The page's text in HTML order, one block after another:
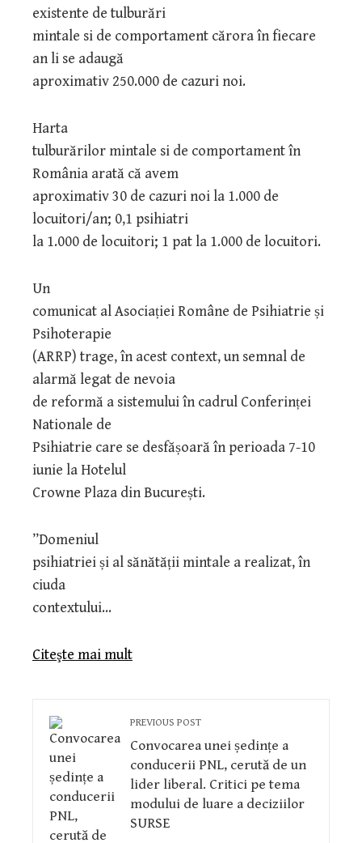
existente de tulburări
mintale si de comportament cărora în fiecare
an li se adaugă
aproximativ 250.000 de cazuri noi.
Harta
tulburărilor mintale si de comportament în
România arată că avem
aproximativ 30 de cazuri noi la 1.000 de
locuitori/an; 0,1 psihiatri
la 1.000 de locuitori; 1 pat la 1.000 de locuitori.
Un
comunicat al Asociației Române de Psihiatrie și
Psihoterapie
(ARRP) trage, în acest context, un semnal de
alarmă legat de nevoia
de reformă a sistemului în cadrul Conferinței
Nationale de
Psihiatrie care se desfășoară în perioada 7-10
iunie la Hotelul
Crowne Plaza din București.
”Domeniul
psihiatriei și al sănătății mintale a realizat, în
ciuda
contextului…
Citeşte mai mult
PREVIOUS POST
Convocarea unei ședințe a
conducerii PNL, cerută de un
lider liberal. Critici pe tema
modului de luare a deciziilor
SURSE